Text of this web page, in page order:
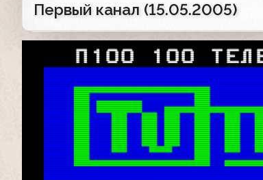
Первый канал (15.05.2005)
П100 100
